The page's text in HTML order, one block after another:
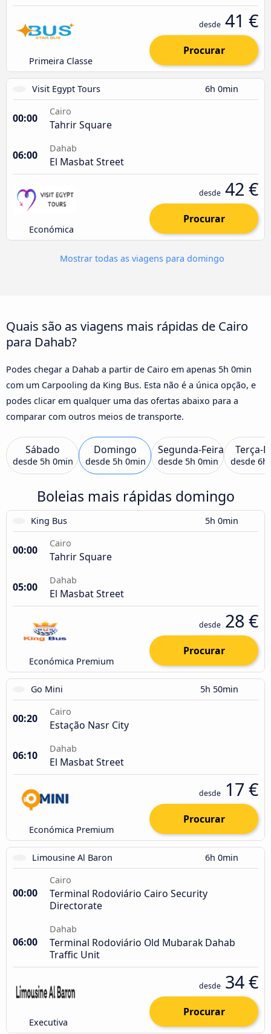
Primeira Classe
desde 41 €
Procurar
Visit Egypt Tours 6h 0min
00:00
Cairo
Tahrir Square
06:00
Dahab
El Masbat Street
Económica
desde 42 €
Procurar
Mostrar todas as viagens para domingo
Quais são as viagens mais rápidas de Cairo
para Dahab?
Podes chegar a Dahab a partir de Cairo em apenas 5h 0min
com um Carpooling da King Bus. Esta não é a única opção, e
podes clicar em qualquer uma das ofertas abaixo para a
comparar com outros meios de transporte.
Sábado
desde 5h 0min
Domingo
desde 5h 0min
Segunda-Feira
desde 5h 0min
Terça-
desde 6h
Boleias mais rápidas domingo
King Bus 5h 0min
00:00
Cairo
Tahrir Square
05:00
Dahab
El Masbat Street
Económica Premium
desde 28 €
Procurar
Go Mini 5h 50min
00:20
Cairo
Estação Nasr City
06:10
Dahab
El Masbat Street
Económica Premium
desde 17 €
Procurar
Limousine Al Baron 6h 0min
00:00
Cairo
Terminal Rodoviário Cairo Security
Directorate
06:00
Dahab
Terminal Rodoviário Old Mubarak Dahab
Traffic Unit
Executiva
desde 34 €
Procurar